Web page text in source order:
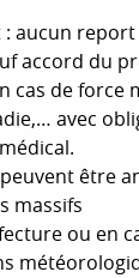
: aucun
accord du
cas de force
avec
être
massifs
ou en